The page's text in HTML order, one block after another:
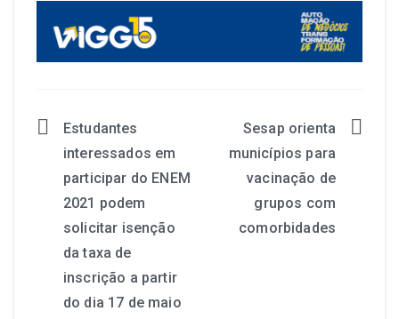
Estudantes
interessados em
participar do ENEM
2021 podem
solicitar isenção
da taxa de
inscrição a partir
do dia 17 de maio
Sesap orienta
municípios para
vacinação de
grupos com
comorbidades